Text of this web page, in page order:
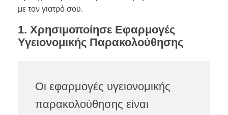
με τον γιατρό σου.
1. Χρησιμοποίησε Εφαρμογές
Υγειονομικής Παρακολούθησης
Οι εφαρμογές υγειονομικής
παρακολούθησης είναι